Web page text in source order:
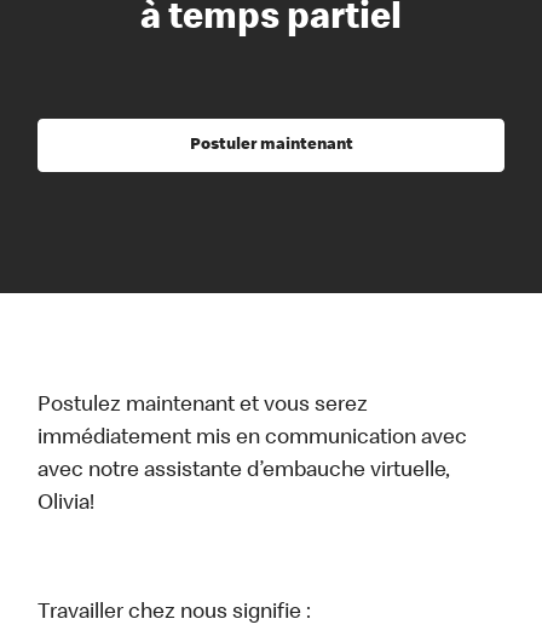
à temps partiel
Postuler maintenant
Postulez maintenant et vous serez
immédiatement mis en communication avec
avec notre assistante d’embauche virtuelle,
Olivia!
Travailler chez nous signifie :